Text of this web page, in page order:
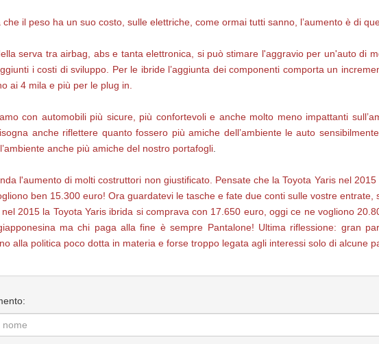
il peso ha un suo costo, sulle elettriche, come ormai tutti sanno, l’aumento è di
serva tra airbag, abs e tanta elettronica, si può stimare l'aggravio per un'auto di
i costi di sviluppo. Per le ibride l’aggiunta dei componenti comporta un
ai 4 mila e più per le plug in.
con automobili più sicure, più confortevoli e anche molto meno impattanti
anche riflettere quanto fossero più amiche dell’ambiente le auto
anche più amiche del nostro portafogli.
l'aumento di molti costruttori non giustificato. Pensate che la Toyota Yaris nel
ben 15.300 euro! Ora guardatevi le tasche e fate due conti sulle vostre entrate,
2015 la Toyota Yaris ibrida si comprava con 17.650 euro, oggi ce ne vogliono
ma chi paga alla fine è sempre Pantalone! Ultima riflessione: gran
alla politica poco dotta in materia e forse troppo legata agli interessi solo di alcune